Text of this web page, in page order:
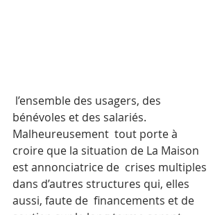
bénévoles et des salariés.
Malheureusement  tout porte à
croire que la situation de La Maison
est annonciatrice de  crises multiples
dans d’autres structures qui, elles
aussi, faute de  financements et de